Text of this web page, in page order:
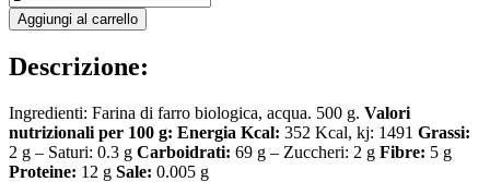
Felicetti
Farro
rigate
Aggiungi al carrello
Descrizione:
Ingredienti: Farina di farro biologica, acqua. 500 g. Valori
nutrizionali per 100 g: Energia Kcal: 352 Kcal, kj: 1491 Grassi:
2 g – Saturi: 0.3 g Carboidrati: 69 g – Zuccheri: 2 g Fibre: 5 g
Proteine: 12 g Sale: 0.005 g